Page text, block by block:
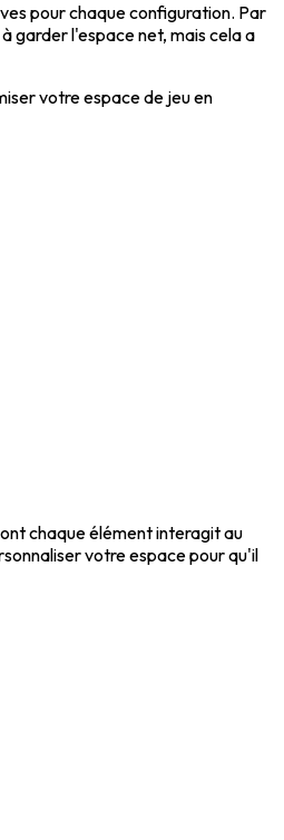
pour chaque configuration. Par
garder l'espace net, mais cela a
votre espace de jeu en
chaque élément interagit au
votre espace pour qu'il